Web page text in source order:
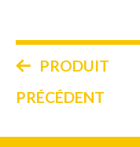
PRODUIT
PRÉCÉDENT